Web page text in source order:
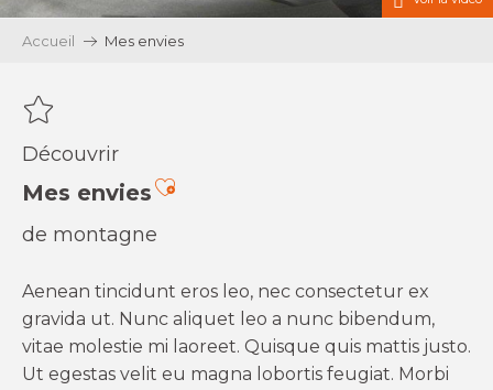
Accueil Mes envies
Découvrir
Mes enviesAjouter aux favoris
de montagne
Aenean tincidunt eros leo, nec consectetur ex
gravida ut. Nunc aliquet leo a nunc bibendum,
vitae molestie mi laoreet. Quisque quis mattis justo.
Ut egestas velit eu magna lobortis feugiat. Morbi